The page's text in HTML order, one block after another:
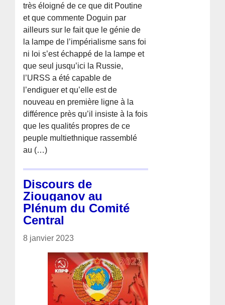
très éloigné de ce que dit Poutine
et que commente Doguin par
ailleurs sur le fait que le génie de
la lampe de l’impérialisme sans foi
ni loi s’est échappé de la lampe et
que seul jusqu’ici la Russie,
l’URSS a été capable de
l’endiguer et qu’elle est de
nouveau en première ligne à la
différence près qu’il insiste à la fois
que les qualités propres de ce
peuple multiethnique rassemblé
au (…)
Discours de
Ziouganov au
Plénum du Comité
Central
8 janvier 2023